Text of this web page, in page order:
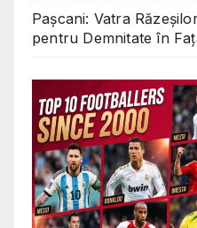
Pașcani: Vatra
pentru Demnitate în